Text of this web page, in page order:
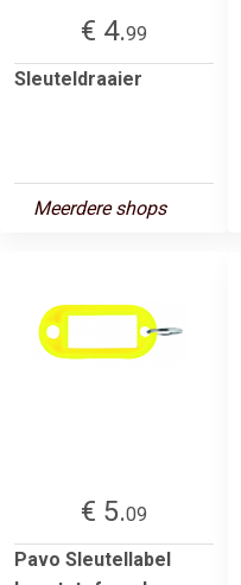
€ 4.99
Sleuteldraaier
Meerdere shops
€ 5.09
Pavo Sleutellabel